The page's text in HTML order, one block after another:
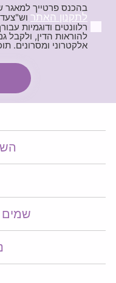
בהכנס פרטייך למאגר
לתקנון האתר
רלוונטים ודוגמיות
להוראות הדין, ולקבל
אלקטרוני ומסרונים. תוכלי להסיר את הרישום בכל עת
שמים